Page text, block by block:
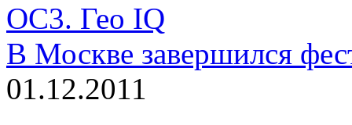
ОС3. Гео IQ
В Москве завершился
01.12.2011